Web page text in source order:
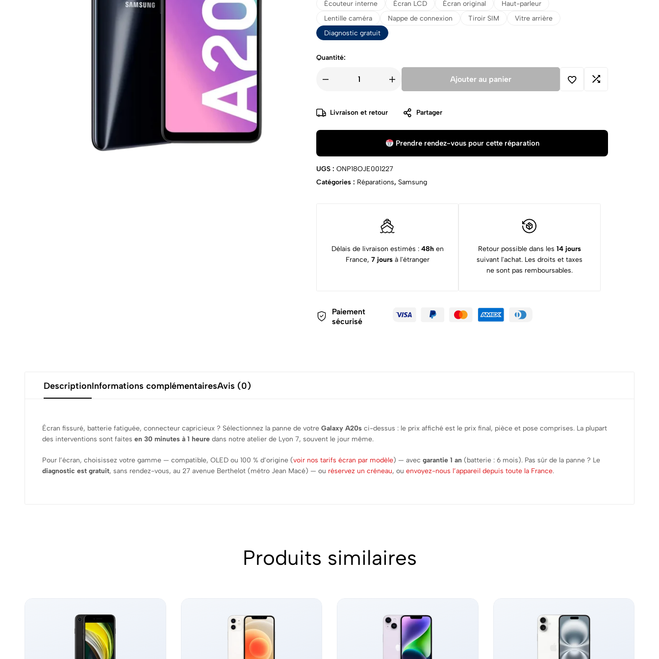
Écouteur interne
Écran LCD Écran original
Haut-parleur
Lentille caméra
Nappe de connexion Tiroir SIM
Vitre arrière
Diagnostic gratuit
Quantité:
Ajouter au panier
Livraison et retour Partager
Prendre rendez-vous pour cette réparation
UGS : ONP18OJE001227
Catégories : Réparations, Samsung
Délais de livraison estimés : 48h en
France, 7 joursà l'étranger
Retour possible dans les 14 jours
suivant l'achat. Les droits et taxes
ne sont pas remboursables.
Paiement
sécurisé
DescriptionInformations complémentairesAvis (0)
Écran fissuré, batterie fatiguée, connecteur capricieux ? Sélectionnez la panne de votre Galaxy A20s ci-dessus : le prix affiché est le prix final, pièce et pose comprises. La plupart
des interventions sont faites en 30 minutes à 1 heure dans notre atelier de Lyon 7, souvent le jour même.
Pour l’écran, choisissez votre gamme — compatible, OLED ou 100 % d’origine (voir nos tarifs écran par modèle) — avec garantie 1 an (batterie : 6 mois). Pas sûr de la panne ? Le
diagnostic est gratuit, sans rendez-vous, au 27 avenue Berthelot (métro Jean Macé) — ou réservez un créneau, ou envoyez-nous l’appareil depuis toute la France.
Produits similaires